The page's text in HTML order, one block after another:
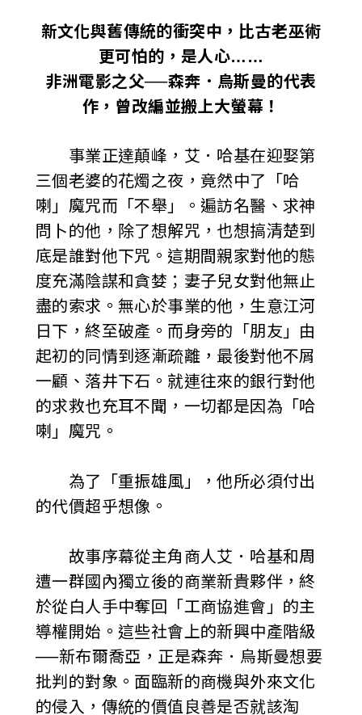
新文化與舊傳統的衝突中，比古老巫術
更可怕的，是人心……
非洲電影之父──森奔．烏斯曼的代表
作，曾改編並搬上大螢幕！
事業正達顛峰，艾．哈基在迎娶第
三個老婆的花燭之夜，竟然中了「哈
喇」魔咒而「不舉」。遍訪名醫、求神
問卜的他，除了想解咒，也想搞清楚到
底是誰對他下咒。這期間親家對他的態
度充滿陰謀和貪婪；妻子兒女對他無止
盡的索求。無心於事業的他，生意江河
日下，終至破產。而身旁的「朋友」由
起初的同情到逐漸疏離，最後對他不屑
一顧、落井下石。就連往來的銀行對他
的求救也充耳不聞，一切都是因為「哈
喇」魔咒。
為了「重振雄風」，他所必須付出
的代價超乎想像。
故事序幕從主角商人艾．哈基和周
遭一群國內獨立後的商業新貴夥伴，終
於從白人手中奪回「工商協進會」的主
導權開始。這些社會上的新興中產階級
──新布爾喬亞，正是森奔．烏斯曼想要
批判的對象。面臨新的商機與外來文化
的侵入，傳統的價值良善是否就該淘